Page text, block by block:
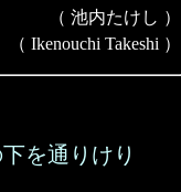
（ 池内たけし ）
（ Ikenouchi Takeshi ）
を通りけり